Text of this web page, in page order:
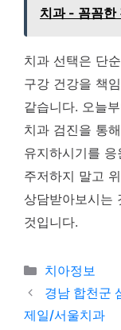
치과 - 꼼꼼한
치과 선택은 단
구강 건강을 책
같습니다. 오늘
치과 검진을 통
유지하시기를
주저하지 말고
상담받아보시는
것입니다.
카테고리
치아정보
경남 합천군
제일/서울치과